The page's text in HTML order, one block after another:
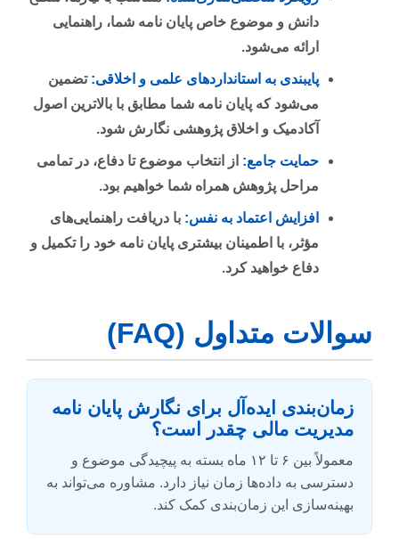
دانش و موضوع خاص پایان نامه شما، راهنمایی
ارائه می‌شود.
پایبندی به استانداردهای علمی و اخلاقی: تضمین
می‌شود که پایان نامه شما مطابق با بالاترین اصول
آکادمیک و اخلاق پژوهشی نگارش شود.
حمایت جامع: از انتخاب موضوع تا دفاع، در تمامی
مراحل پژوهش همراه شما خواهیم بود.
افزایش اعتماد به نفس: با دریافت راهنمایی‌های
مؤثر، با اطمینان بیشتری پایان نامه خود را تکمیل و
دفاع خواهید کرد.
سوالات متداول (FAQ)
زمان‌بندی ایده‌آل برای نگارش پایان نامه
مدیریت مالی چقدر است؟
معمولاً بین ۶ تا ۱۲ ماه بسته به پیچیدگی موضوع و
دسترسی به داده‌ها زمان نیاز دارد. مشاوره می‌تواند به
بهینه‌سازی این زمان‌بندی کمک کند.